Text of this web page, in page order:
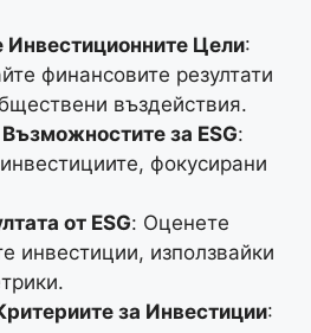
Цели:
финансовите резултати
въздействия.
за ESG:
фокусирани
от ESG: Оценете
инвестиции, използвайки
за Инвестиции: